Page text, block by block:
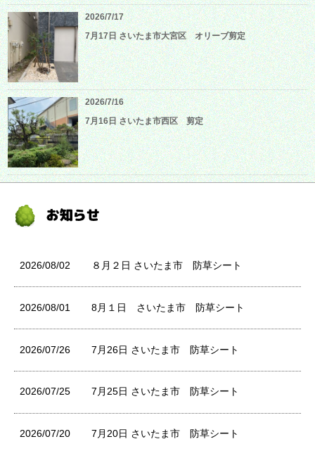
2026/7/17
7月17日 さいたま市大宮区 オリーブ剪定
2026/7/16
7月16日 さいたま市西区 剪定
2026/08/02 ８月２日 さいたま市 防草シート
2026/08/01 8月１日 さいたま市 防草シート
2026/07/26 7月26日 さいたま市 防草シート
2026/07/25 7月25日 さいたま市 防草シート
2026/07/20 7月20日 さいたま市 防草シート